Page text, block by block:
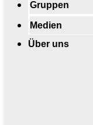
Gruppen
Medien
Über uns